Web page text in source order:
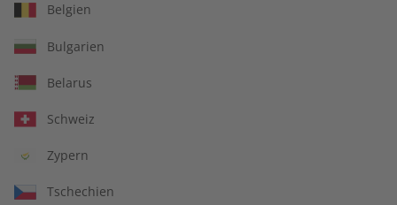
Übungsheft – Jahrgang
Belgien
Bulgarien
Belarus
Schweiz
Zypern
Tschechien